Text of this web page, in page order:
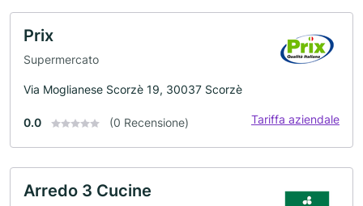
Prix
Supermercato
Via Moglianese Scorzè 19, 30037 Scorzè
0.0 (0 Recensione) Tariffa aziendale
Arredo 3 Cucine